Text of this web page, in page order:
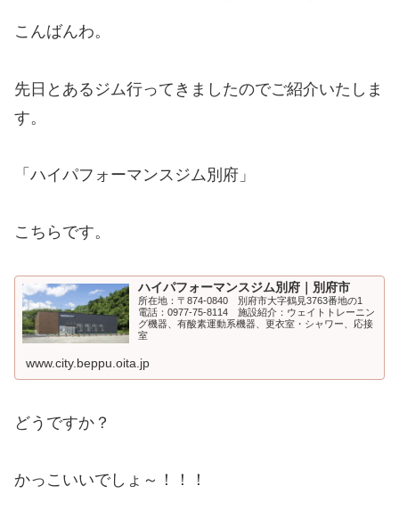
こんばんわ。
先日とあるジム行ってきましたのでご紹介いたしま
す。
「ハイパフォーマンスジム別府」
こちらです。
ハイパフォーマンスジム別府｜別府市
所在地：〒874-0840 別府市大字鶴見3763番地の1
電話：0977-75-8114 施設紹介：ウェイトトレーニン
グ機器、有酸素運動系機器、更衣室・シャワー、応接
室
www.city.beppu.oita.jp
どうですか？
かっこいいでしょ～！！！